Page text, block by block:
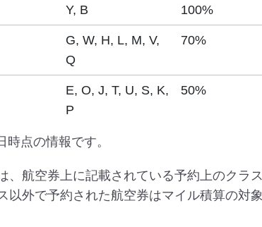
Y, B 100%
G, W, H, L, M, V,
Q
70%
E, O, J, T, U, S, K,
P
50%
時点の情報です。
、航空券上に記載されている予約上のクラ
以外で予約された航空券はマイル積算の対象